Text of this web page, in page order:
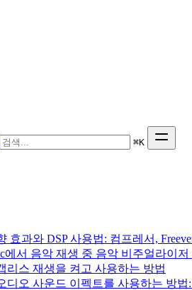
⌘K
효과와 DSP 사용법: 컴프레서,
에서 음악 재생 중 음악 비주얼라이저
리스 재생을 켜고 사용하는 방법
디오 사운드 이펙트를 사용하는 방